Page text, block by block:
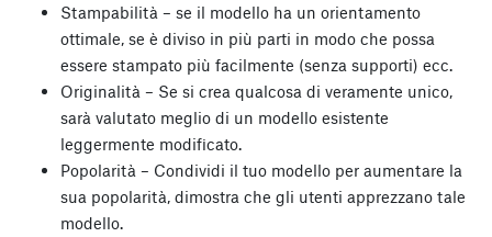
Stampabilità – se il modello ha un orientamento
ottimale, se è diviso in più parti in modo che possa
essere stampato più facilmente (senza supporti) ecc.
Originalità – Se si crea qualcosa di veramente unico,
sarà valutato meglio di un modello esistente
leggermente modificato.
Popolarità – Condividi il tuo modello per aumentare la
sua popolarità, dimostra che gli utenti apprezzano tale
modello.